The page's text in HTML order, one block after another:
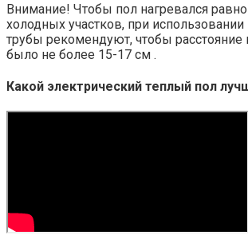
Внимание! Чтобы пол нагревался
холодных участков, при
трубы рекомендуют, чтобы
было не более 15-17 см .
Какой электрический теплый пол